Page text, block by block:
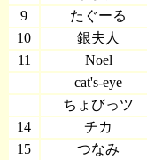
9
たぐーる
10
銀夫人
11
Noel
cat's-eye
ちょびっツ
14
チカ
15
つなみ